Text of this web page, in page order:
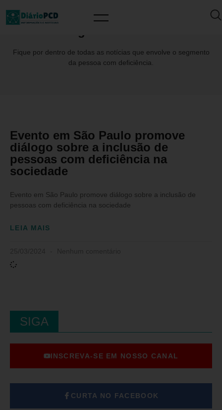
Fique por dentro de todas as notícias que envolve o segmento
da pessoa com deficiência.
Evento em São Paulo promove
diálogo sobre a inclusão de
pessoas com deficiência na
sociedade
Evento em São Paulo promove diálogo sobre a inclusão de
pessoas com deficiência na sociedade
LEIA MAIS
SIGA
INSCREVA-SE EM NOSSO CANAL
CURTA NO FACEBOOK